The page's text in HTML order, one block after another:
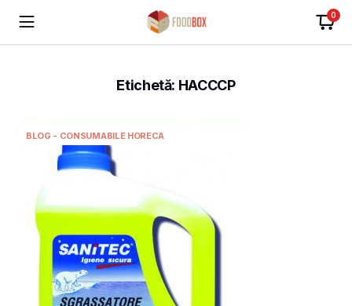
0
Etichetă: HACCCP
BLOG - CONSUMABILE HORECA